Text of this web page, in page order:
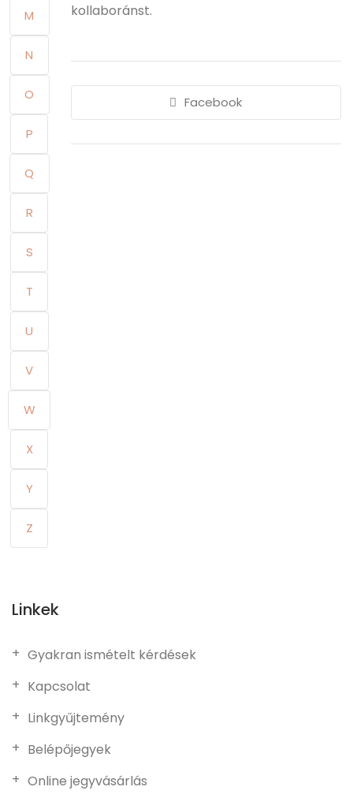
M
N
O
P
Q
R
S
T
U
V
W
X
Y
Z
kollaboránst.
Facebook
Linkek
Gyakran ismételt kérdések
Kapcsolat
Linkgyűjtemény
Belépőjegyek
Online jegyvásárlás